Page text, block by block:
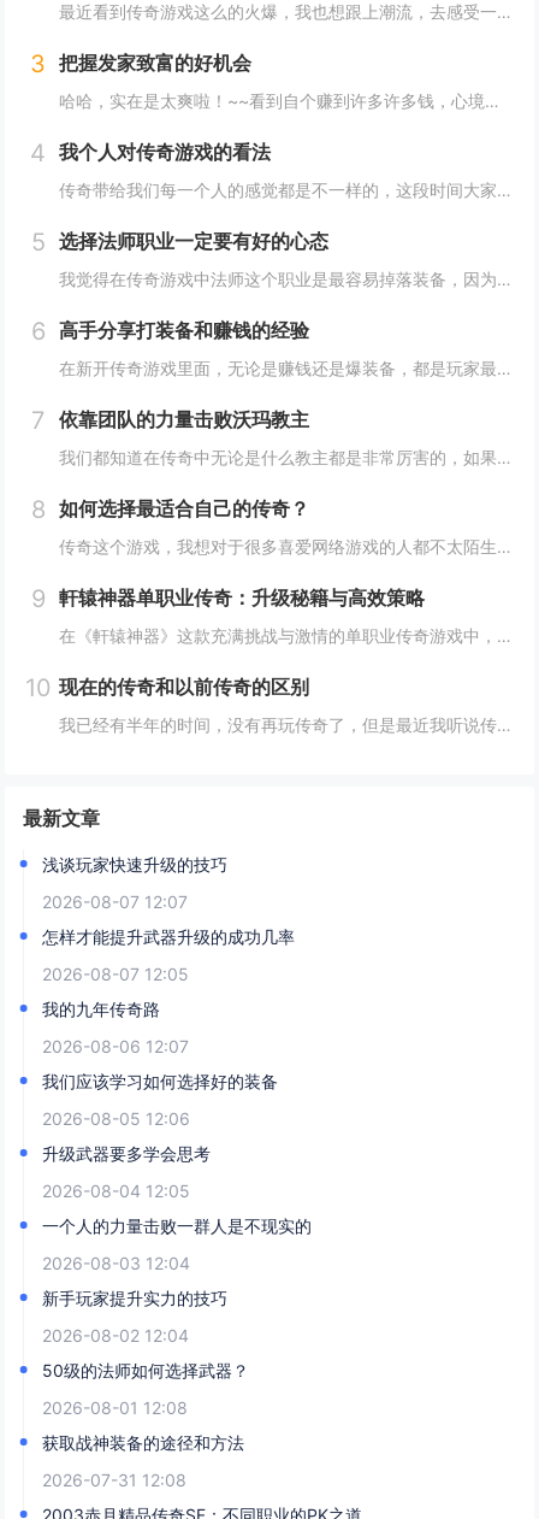
最近看到传奇游戏这么的火爆，我也想跟上潮流，去感受一下游戏的乐趣。但是也不知道为什么，不管我怎么玩，都很难强大起来，这样自然也就无法体验到游戏的乐趣，所以在我自己尝试了几天以后，我发现我对于这款游戏真的没有感觉，于是就想要放弃。也就是这个...
3 把握发家致富的好机会
哈哈，实在是太爽啦！~~看到自个赚到许多许多钱，心境是反常的高兴啊。。尽管这些钱，仅仅在新开传奇私服中，才干运用，但也不错啦。。在传奇的国际，能实现变成百万富翁的梦也很赞！~~嘿嘿，通知我们个发财致富的秘密哦，错过了这个时机，你会很惋惜的！...
4 我个人对传奇游戏的看法
传奇带给我们每一个人的感觉都是不一样的，这段时间大家都在不断的争论平衡点这个问题，我觉得传奇对于这个问题设定的就非常合理，每个职业都相互克制，每个职业又能互相弥补，这是传奇里面做的非常完美的表现，暂时这个职业是传奇，里面一个近战强大的职业...
5 选择法师职业一定要有好的心态
我觉得在传奇游戏中法师这个职业是最容易掉落装备，因为法师这个职业比较脆弱，所以在游戏中经常死亡。但是在这里我并不是说法师职业不厉害，法师最厉害的技能就是魔法技能，但是这个职业本身也存在着许多的缺点。血比较少就是法师最大的致命弱点。无论是在...
6 高手分享打装备和赚钱的经验
在新开传奇游戏里面，无论是赚钱还是爆装备，都是玩家最为关心的话题，是玩家讨论的最多的一个话题，有哪些地方是比较容易赚钱和打装备的呢？记得我在这里就和大家一起分享一下打装备和赚钱的一些游戏心得，希望能够帮助大家在传奇中快速的成长。...
7 依靠团队的力量击败沃玛教主
我们都知道在传奇中无论是什么教主都是非常厉害的，如果我们在游戏中想要单挑教主的话，结局是非常凄凉的。我现在的等级已经达到了30级。我在游戏中选择的是法师职业，不过以我的能力还是没有办法单挑教主，因为这个破事实在是太厉害了，所以想要成功的击...
8 如何选择最适合自己的传奇？
传奇这个游戏，我想对于很多喜爱网络游戏的人都不太陌生，因为就算你没有玩过这个游戏，也一定听说过他的大名，我们在玩传奇的时候都会选择一个自己喜欢的版本和职业，这样在传奇中才能体验到现实生活当中体验不到的乐趣，特别是很多的玩家都比较喜欢在游戏...
9 軒辕神器单职业传奇：升级秘籍与高效策略
在《軒辕神器》这款充满挑战与激情的单职业传奇游戏中，升级是每位玩家通往强者之路的必经之路。不同于传统多职业游戏，单职业设定让每位玩家都能体验到角色成长的独特魅力，但同时也对升级策略提出了更高要求。以下是一些实用的升级技巧与高效策略，助你在...
10 现在的传奇和以前传奇的区别
我已经有半年的时间，没有再玩传奇了，但是最近我听说传奇已经和以前有很大的区别，所以我就决定进传奇，看一看到底有哪些区别。我记得上次离开传奇的主要原因就是因为我的账号被盗了，所以之后我也没有再进入游戏，那个时候玩传奇，感觉真的非常有意思。可...
最新文章
浅谈玩家快速升级的技巧
2026-08-07 12:07
怎样才能提升武器升级的成功几率
2026-08-07 12:05
我的九年传奇路
2026-08-06 12:07
我们应该学习如何选择好的装备
2026-08-05 12:06
升级武器要多学会思考
2026-08-04 12:05
一个人的力量击败一群人是不现实的
2026-08-03 12:04
新手玩家提升实力的技巧
2026-08-02 12:04
50级的法师如何选择武器？
2026-08-01 12:08
获取战神装备的途径和方法
2026-07-31 12:08
2003赤月精品传奇SF：不同职业的PK之道